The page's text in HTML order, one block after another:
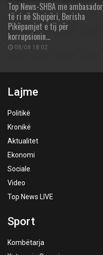
Top News-SHBA me ambasador
të ri në Shqipëri, Berisha
Pikëpamjet e tij për
korrupsionin…
08/08 18:02
Lajme
Politikë
Kronikë
Aktualitet
Ekonomi
Sociale
Video
Top News LIVE
Sport
Kombëtarja